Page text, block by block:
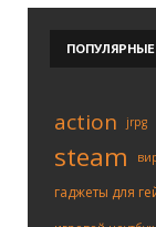
ПОПУЛЯРНЫЕ
action jrpg
steam
гаджеты для